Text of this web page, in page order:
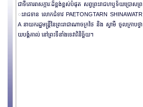
ជាទីគោរពសក្ការៈដ៏ខ្ពង់ខ្ពស់បំផុត សព្វព្រះរាជហឬទ័យប្រោសព្រ
ះរាជទាន លោកជំទាវ PAETONGTARN SHINAWATR
A នាយករដ្ឋមន្រ្តីនៃព្រះរាជាណាចក្រថៃ និង ស្វាមី ចូលក្រាបថ្វា
យបង្គំគាល់ នៅព្រះទីនាំងទេវាវិនិច្ឆ័យ។